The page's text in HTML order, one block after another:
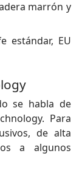
marrón y
estándar, EU
se habla de
Para
de alta
a algunos